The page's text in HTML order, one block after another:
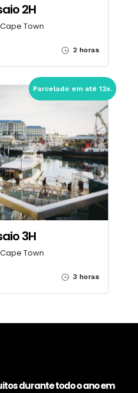
2H
Town
2 horas
Parcelado em até 12x.
3H
Town
3 horas
durante todo o ano em